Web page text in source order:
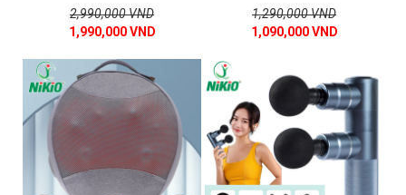
2,990,000 VND
1,990,000 VND
1,290,000 VND
1,090,000 VND